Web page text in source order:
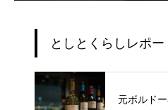
としとくらしレポー
元ボルド